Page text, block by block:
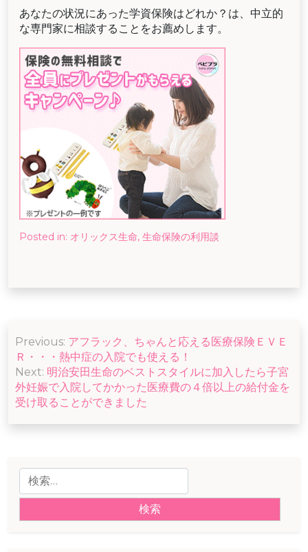
あなたの状況にあった学資保険はどれか？は、中立的
な専門家に相談することをお薦めします。
Posted in: オリックス生命, 生命保険の利用談
投
稿
ナ
ビ
ゲ
シ
ョ
Previous: アフラック、ちゃんと応える医療保険ＥＶＥ
Ｒ・・・熱中症の入院でも使える！
Next: 明治安田生命のベストスタイルに加入したら子宮
外妊娠で入院してかかった医療費の４倍以上の給付金を
受け取ることができました
検
索: